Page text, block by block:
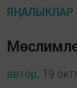
ЯҢАЛЫКЛАР
автор, 19